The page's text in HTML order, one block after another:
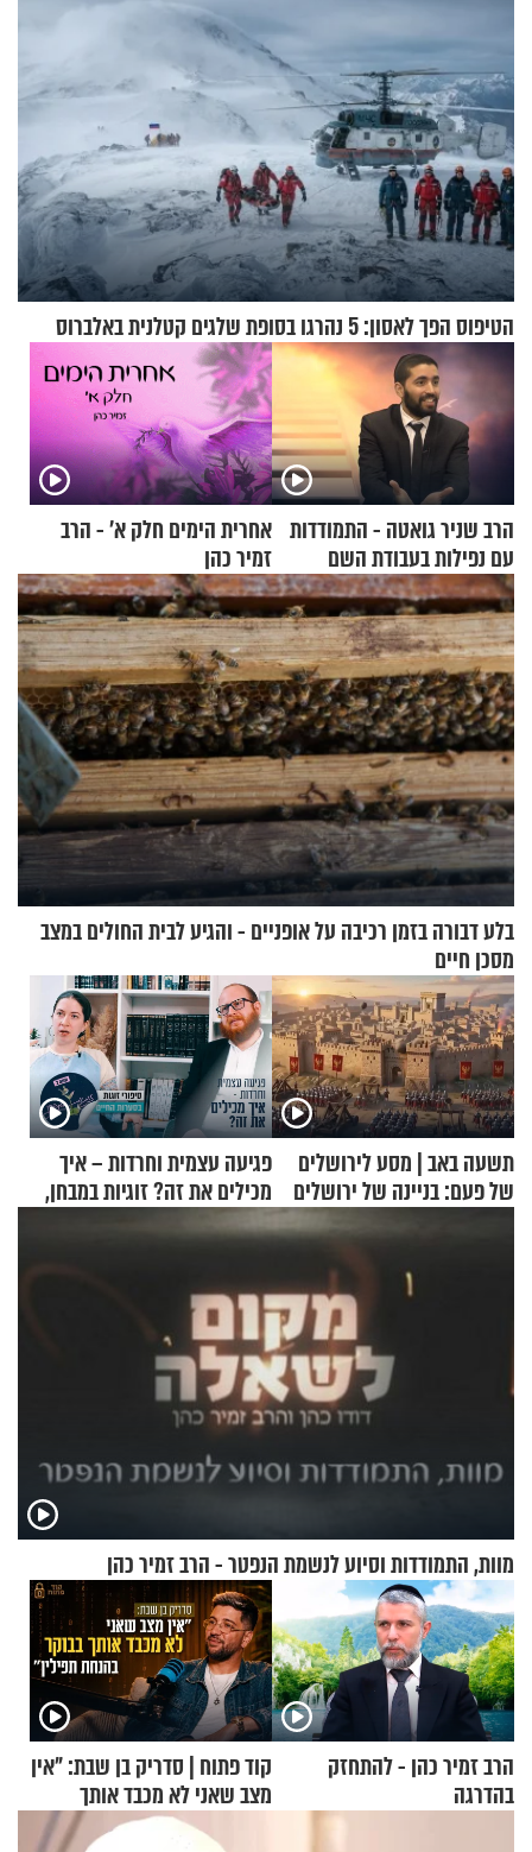
וגד דנינו
הטיפוס הפך לאסון: 5 נהרגו בסופת שלגים קטלנית באלברוס
הרב שניר גואטה - התמודדות
עם נפילות בעבודת השם
אחרית הימים חלק א’ - הרב
זמיר כהן
בלע דבורה בזמן רכיבה על אופניים - והגיע לבית החולים במצב
מסכן חיים
תשעה באב | מסע לירושלים
של פעם: בניינה של ירושלים
פגיעה עצמית וחרדות – איך
מכילים את זה? זוגיות במבחן,
הפעם עם יהודית ואלתר כהן
מוות, התמודדות וסיוע לנשמת הנפטר - הרב זמיר כהן
הרב זמיר כהן - להתחזק
בהדרגה
קוד פתוח | סדריק בן שבת: "אין
מצב שאני לא מכבד אותך
בבוקר בהנחת תפילין"